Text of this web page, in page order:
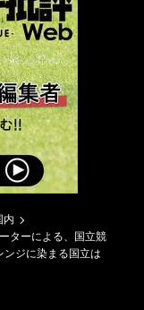
内
ターによる、国立競
ジに染まる国立は